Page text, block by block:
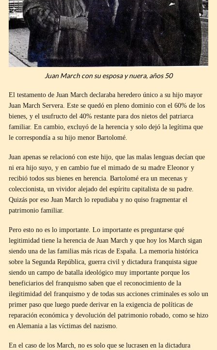
Juan March con su esposa y nuera, años 50
El testamento de Juan March declaraba heredero único a su hijo mayor
Juan March Servera. Este se quedó en pleno dominio con el 60% de los
bienes, y el usufructo del 40% restante para dos nietos del patriarca
familiar. En cambio, excluyó de la herencia y solo dejó la legítima que
le correspondía a su hijo menor Bartolomé.
Juan apenas se relacionó con este hijo, que las malas lenguas decían que
ni era hijo suyo, y en cambio fue el mimado de su madre Eleonor y
recibió todos sus bienes en herencia. Bartolomé era un mecenas y
coleccionista, un vividor alejado del espíritu capitalista de su padre.
Quizás por eso Juan March lo repudiaba y no quiso fragmentar el
patrimonio familiar.
Pero esto no es lo importante. Lo importante es preguntarse qué
legitimidad tiene la herencia de Juan March y que hoy los March sigan
siendo una de las familias más ricas de España. La memoria histórica
sobre la Segunda República, guerra civil y dictadura franquista sigue
siendo un campo de batalla ideológico muy importante porque los
beneficiarios del franquismo saben que el reconocimiento de la
ilegitimidad del franquismo y de todas sus acciones criminales es solo un
primer paso que luego puede derivar en la exigencia de políticas de
reparación económica y devolución del patrimonio robado, como se hizo
en Alemania a las víctimas del nazismo.
En el caso de los March, no es solo que se lucrasen en la dictadura